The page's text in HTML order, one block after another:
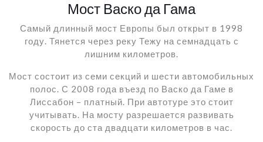
Мост Васко да Гама
Самый длинный мост Европы был открыт в 1998
году. Тянется через реку Тежу на семнадцать с
лишним километров.
Мост состоит из семи секций и шести автомобильных
полос. С 2008 года въезд по Васко да Гаме в
Лиссабон – платный. При автотуре это стоит
учитывать. На мосту разрешается развивать
скорость до ста двадцати километров в час.